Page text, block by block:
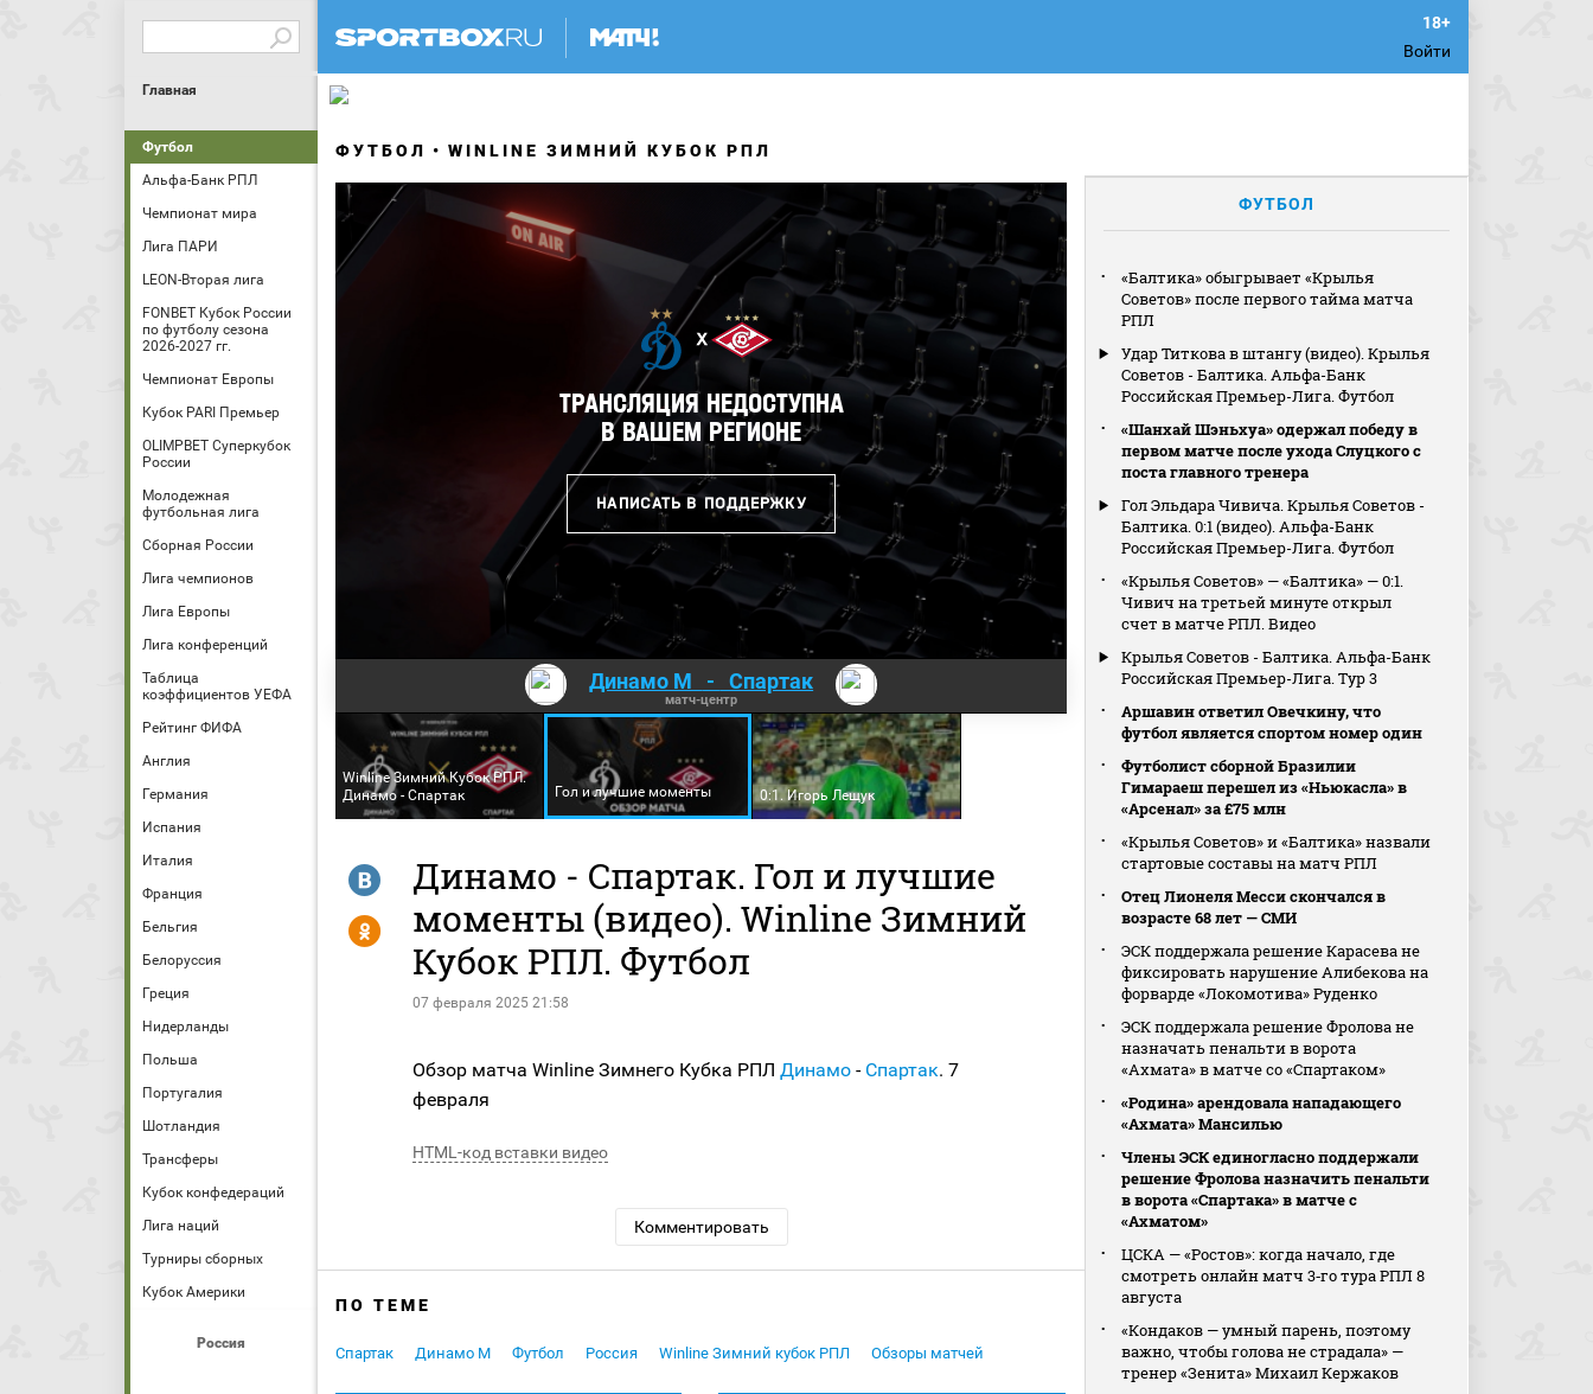
Войти
Главная
Футбол
Альфа-Банк РПЛ
Чемпионат мира
Лига ПАРИ
LEON-Вторая лига
FONBET Кубок России
по футболу сезона
2026-2027 гг.
Чемпионат Европы
Кубок PARI Премьер
OLIMPBET Суперкубок
России
Молодежная
футбольная лига
Сборная России
Лига чемпионов
Лига Европы
Лига конференций
Таблица
коэффициентов УЕФА
Рейтинг ФИФА
Англия
Германия
Испания
Италия
Франция
Бельгия
Белоруссия
Греция
Нидерланды
Польша
Португалия
Шотландия
Трансферы
Кубок конфедераций
Лига наций
Турниры сборных
Кубок Америки
Россия
ФУТБОЛ WINLINE ЗИМНИЙ КУБОК РПЛ
Динамо М - Спартак
матч-центр
Winline Зимний Кубок РПЛ.
Динамо - Спартак
Гол и лучшие моменты 0:1. Игорь Лещук
Динамо - Спартак. Гол и лучшие
моменты (видео). Winline Зимний
Кубок РПЛ. Футбол
07 февраля 2025 21:58
R
Y
Обзор матча Winline Зимнего Кубка РПЛ Динамо - Спартак. 7
февраля
HTML-код вставки видео
Комментировать
ПО ТЕМЕ
Спартак Динамо М Футбол Россия Winline Зимний кубок РПЛ Обзоры матчей
ФУТБОЛ
«Балтика» обыгрывает «Крылья
Советов» после первого тайма матча
РПЛ
Удар Титкова в штангу (видео). Крылья
Советов - Балтика. Альфа-Банк
Российская Премьер-Лига. Футбол
«Шанхай Шэньхуа» одержал победу в
первом матче после ухода Слуцкого с
поста главного тренера
Гол Эльдара Чивича. Крылья Советов -
Балтика. 0:1 (видео). Альфа-Банк
Российская Премьер-Лига. Футбол
«Крылья Советов» — «Балтика» — 0:1.
Чивич на третьей минуте открыл
счет в матче РПЛ. Видео
Крылья Советов - Балтика. Альфа-Банк
Российская Премьер-Лига. Тур 3
Аршавин ответил Овечкину, что
футбол является спортом номер один
Футболист сборной Бразилии
Гимараеш перешел из «Ньюкасла» в
«Арсенал» за £75 млн
«Крылья Советов» и «Балтика» назвали
стартовые составы на матч РПЛ
Отец Лионеля Месси скончался в
возрасте 68 лет — СМИ
ЭСК поддержала решение Карасева не
фиксировать нарушение Алибекова на
форварде «Локомотива» Руденко
ЭСК поддержала решение Фролова не
назначать пенальти в ворота
«Ахмата» в матче со «Спартаком»
«Родина» арендовала нападающего
«Ахмата» Мансилью
Члены ЭСК единогласно поддержали
решение Фролова назначить пенальти
в ворота «Спартака» в матче с
«Ахматом»
ЦСКА — «Ростов»: когда начало, где
смотреть онлайн матч 3‑го тура РПЛ 8
августа
«Кондаков — умный парень, поэтому
важно, чтобы голова не страдала» —
тренер «Зенита» Михаил Кержаков